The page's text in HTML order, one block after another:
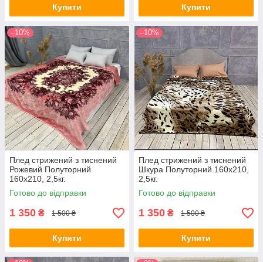
Купити Купити
–10%
Плед стрижений з тиснений
Рожевий Полуторний
160х210, 2,5кг.
Готово до відправки
1 350 ₴ 1 500 ₴
Купити
–10%
Плед стрижений з тиснений
Шкура Полуторний 160х210,
2,5кг.
Готово до відправки
1 350 ₴ 1 500 ₴
Купити